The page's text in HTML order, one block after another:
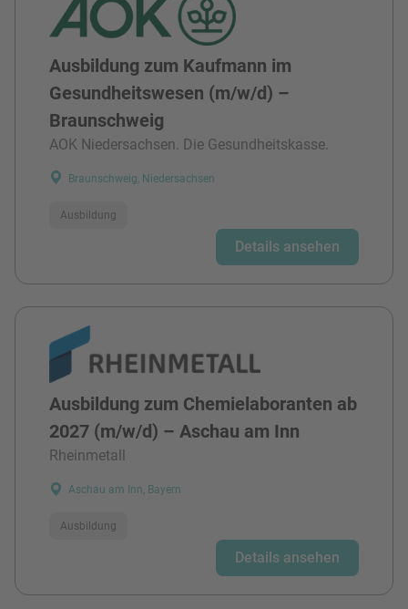
Ausbildung zum Kaufmann im
Gesundheitswesen (m/w/d) –
Braunschweig
AOK Niedersachsen. Die Gesundheitskasse.
Braunschweig, Niedersachsen
Ausbildung
Details ansehen
Ausbildung zum Chemielaboranten ab
2027 (m/w/d) – Aschau am Inn
Rheinmetall
Aschau am Inn, Bayern
Ausbildung
Details ansehen